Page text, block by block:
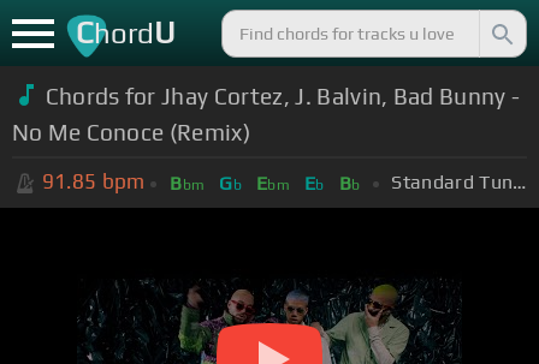
ChordU
Chords for Jhay Cortez, J. Balvin, Bad Bunny -
No Me Conoce (Remix)
91.85 bpm Bbm Gb Ebm Eb Bb Standard Tuning (EADGBE)